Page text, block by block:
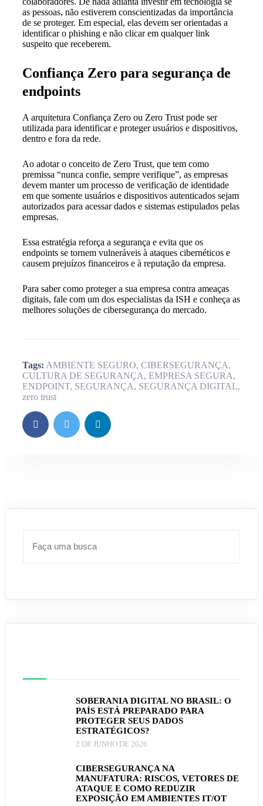
as pessoas, não estiverem conscientizadas da importância
de se proteger. Em especial, elas devem ser orientadas a
identificar o phishing e não clicar em qualquer link
suspeito que receberem.
Confiança Zero para segurança de
endpoints
A arquitetura Confiança Zero ou Zero Trust pode ser
utilizada para identificar e proteger usuários e dispositivos,
dentro e fora da rede.
Ao adotar o conceito de Zero Trust, que tem como
premissa “nunca confie, sempre verifique”, as empresas
devem manter um processo de verificação de identidade
em que somente usuários e dispositivos autenticados sejam
autorizados para acessar dados e sistemas estipulados pelas
empresas.
Essa estratégia reforça a segurança e evita que os
endpoints se tornem vulneráveis à ataques cibernéticos e
causem prejuízos financeiros e à reputação da empresa.
Para saber como proteger a sua empresa contra ameaças
digitais, fale com um dos especialistas da ISH e conheça as
melhores soluções de cibersegurança do mercado.
Tags: AMBIENTE SEGURO, CIBERSEGURANÇA,
CULTURA DE SEGURANÇA, EMPRESA SEGURA,
ENDPOINT, SEGURANÇA, SEGURANÇA DIGITAL,
zero trust
SOBERANIA DIGITAL NO BRASIL: O
PAÍS ESTÁ PREPARADO PARA
PROTEGER SEUS DADOS
ESTRATÉGICOS?
2 DE JUNHO DE 2026
CIBERSEGURANÇA NA
MANUFATURA: RISCOS, VETORES DE
ATAQUE E COMO REDUZIR
EXPOSIÇÃO EM AMBIENTES IT/OT